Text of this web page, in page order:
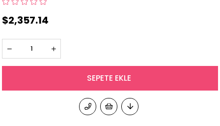
$2,357.14